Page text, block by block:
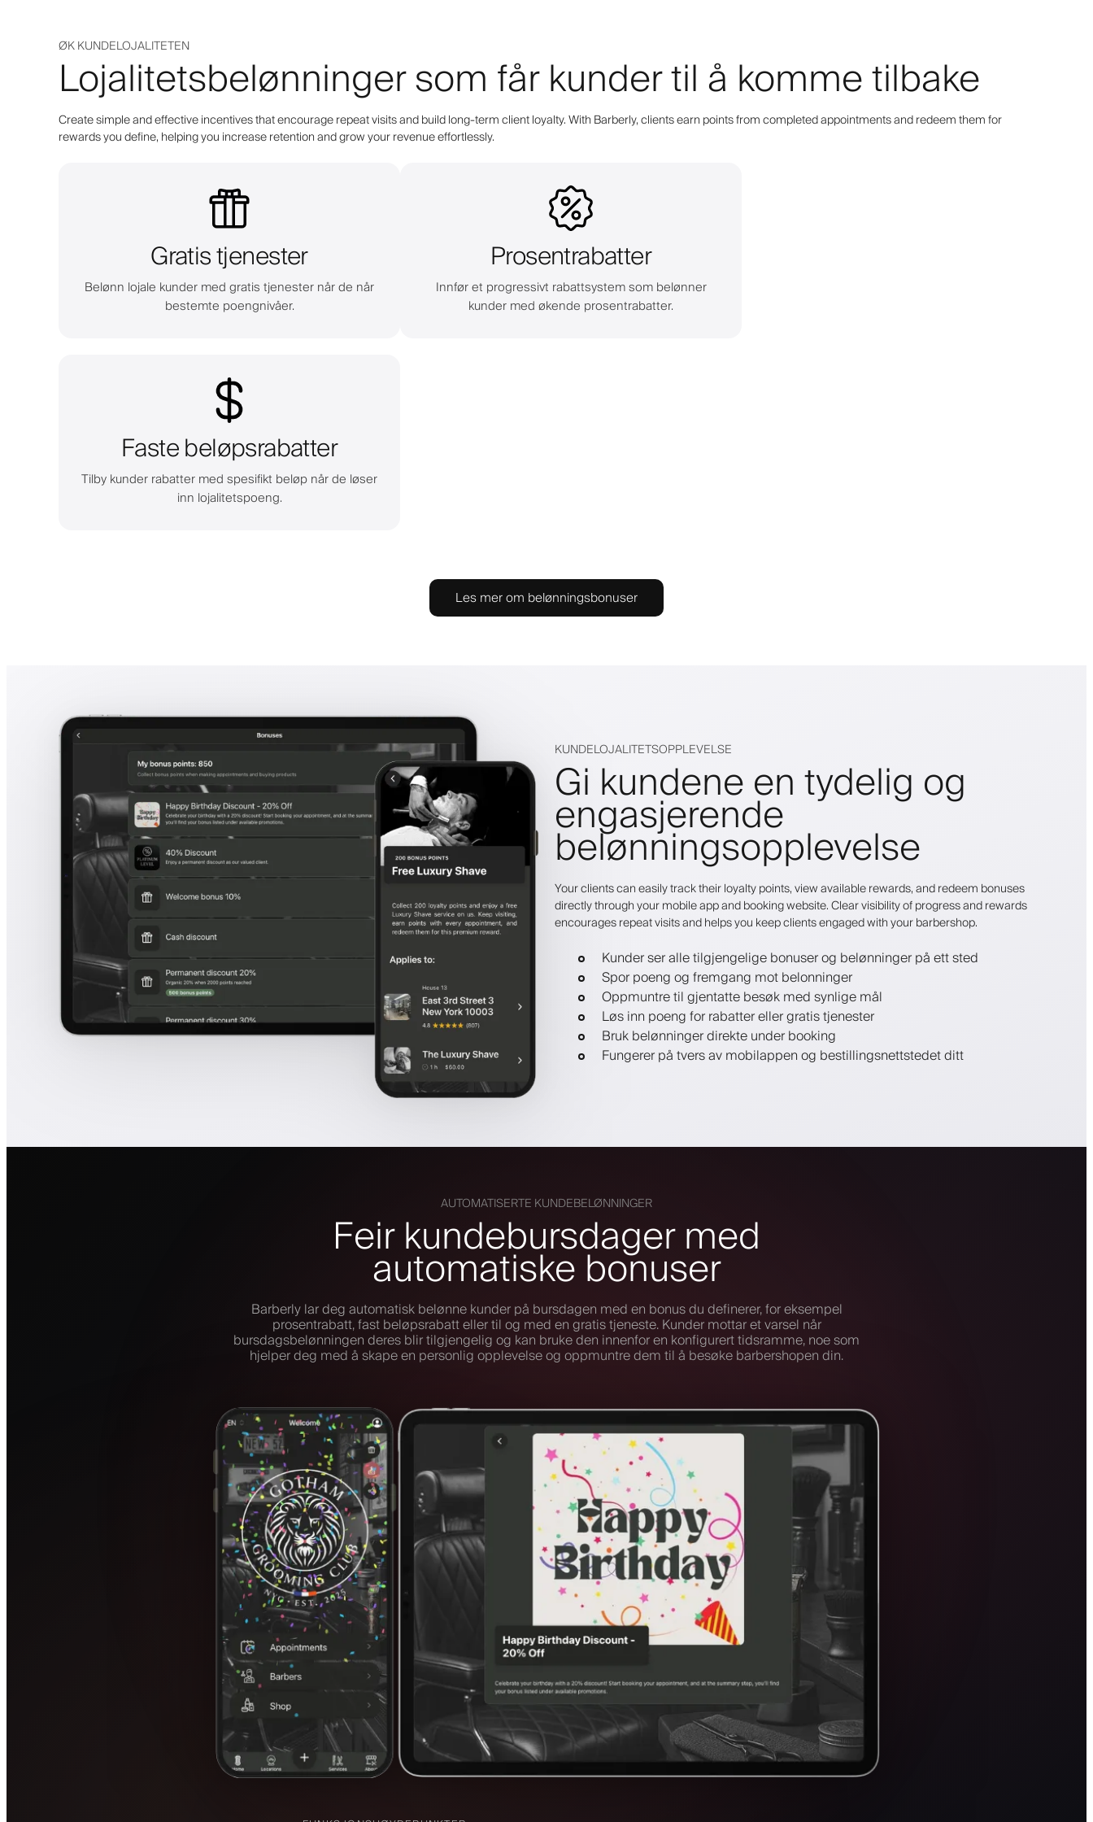
ØK KUNDELOJALITETEN
Lojalitetsbelønninger som får kunder til å komme tilbake
Create simple and effective incentives that encourage repeat visits and build long-term client loyalty. With Barberly, clients earn points from completed appointments and redeem them for
rewards you define, helping you increase retention and grow your revenue effortlessly.
Gratis tjenester
Belønn lojale kunder med gratis tjenester når de når
bestemte poengnivåer.
Prosentrabatter
Innfør et progressivt rabattsystem som belønner
kunder med økende prosentrabatter.
Faste beløpsrabatter
Tilby kunder rabatter med spesifikt beløp når de løser
inn lojalitetspoeng.
Les mer om belønningsbonuser
KUNDELOJALITETSOPPLEVELSE
Gi kundene en tydelig og
engasjerende
belønningsopplevelse
Your clients can easily track their loyalty points, view available rewards, and redeem bonuses
directly through your mobile app and booking website. Clear visibility of progress and rewards
encourages repeat visits and helps you keep clients engaged with your barbershop.
Kunder ser alle tilgjengelige bonuser og belønninger på ett sted
Spor poeng og fremgang mot belonninger
Oppmuntre til gjentatte besøk med synlige mål
Løs inn poeng for rabatter eller gratis tjenester
Bruk belønninger direkte under booking
Fungerer på tvers av mobilappen og bestillingsnettstedet ditt
AUTOMATISERTE KUNDEBELØNNINGER
Feir kundebursdager med
automatiske bonuser
Barberly lar deg automatisk belønne kunder på bursdagen med en bonus du definerer, for eksempel
prosentrabatt, fast beløpsrabatt eller til og med en gratis tjeneste. Kunder mottar et varsel når
bursdagsbelønningen deres blir tilgjengelig og kan bruke den innenfor en konfigurert tidsramme, noe som
hjelper deg med å skape en personlig opplevelse og oppmuntre dem til å besøke barbershopen din.